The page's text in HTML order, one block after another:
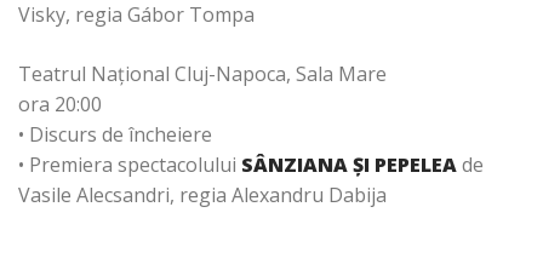
Visky, regia Gábor Tompa
Teatrul Naţional Cluj-Napoca, Sala Mare
ora 20:00
• Discurs de încheiere
• Premiera spectacolului SÂNZIANA ŞI PEPELEAde
Vasile Alecsandri, regia Alexandru Dabija